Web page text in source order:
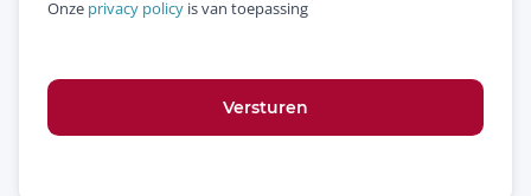
Onze privacy policy is van toepassing
Versturen